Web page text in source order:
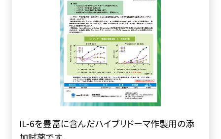
IL-6を豊富に含んだハイブリドーマ作製用の添